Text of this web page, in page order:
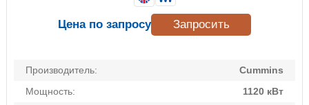
Производитель:
Cummins
Мощность:
1120 кВт
Цена по запросу Запросить